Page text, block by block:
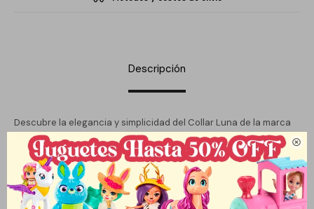

Descripción
Descubre la elegancia y simplicidad del Collar Luna de la marca
Que Regalo, diseñado especialmente para la mujer moderna que
valora la sutileza en su joyería. Con un largo de 45 cm, este collar
se convierte en el complemento perfecto para cualquier
atuendo, aportando un toque distintivo y sofisticado. Su diseño